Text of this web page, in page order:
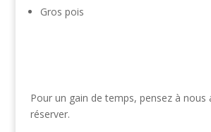
Gros pois
Pour un gain de temps, pensez à nous
réserver.